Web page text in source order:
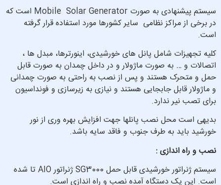
سیستم پیشنهادی به صورت Mobile Solar Generator است که
در برخی از مراکز نظامی سایر کشورها مورد استفاده قرار گرفته
است.
کلیه تجهیزات شامل پانل های خورشیدی، اینورترها، مبدل ها ،
اتصالات و … به صورت ماژولار و در داخل چمدان به صورت قابل
حمل و متحرک هستند و پس از نصب به راحتی به صورت چمدانی
و ماژولار قابل جابجایی هستند و نیازی به زیرسازی و فونداسیون
برای تصب نیر ندارد.
بدیهی است محل نصب پانلها جهت افزایش بهره وری از نور
خورشید باید به طرف جنوب و فاقد سایه باشد.
نصب و راه اندازی :
سیستم ژنراتور خورشیدی قابل حمل SG3000 ژنراتور AIO تا شده
است. این یک دستگاه آمده نصب و راه اندازی است.